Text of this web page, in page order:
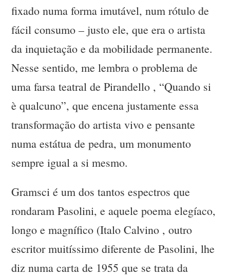
fixado numa forma imutável, num rótulo de
fácil consumo – justo ele, que era o artista
da inquietação e da mobilidade permanente.
Nesse sentido, me lembra o problema de
uma farsa teatral de Pirandello , “Quando si
è qualcuno”, que encena justamente essa
transformação do artista vivo e pensante
numa estátua de pedra, um monumento
sempre igual a si mesmo.
Gramsci é um dos tantos espectros que
rondaram Pasolini, e aquele poema elegíaco,
longo e magnífico (Italo Calvino , outro
escritor muitíssimo diferente de Pasolini, lhe
diz numa carta de 1955 que se trata da